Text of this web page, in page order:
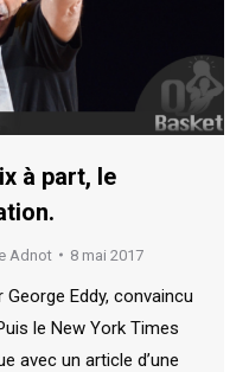
à part, le
Adnot 8 mai 2017
George Eddy, convaincu
le New York Times
avec un article d’une